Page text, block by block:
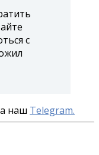
с
наш Telegram.